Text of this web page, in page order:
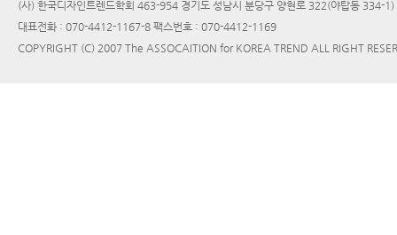
(사) 한국디자인트렌드학회 463-954 경기도 성남시 분당구 양현로 322(야탑동 334-
대표전화 : 070-4412-1167-8 팩스번호 : 070-4412-1169
COPYRIGHT (C) 2007 The ASSOCAITION for KOREA TREND ALL RIGHT